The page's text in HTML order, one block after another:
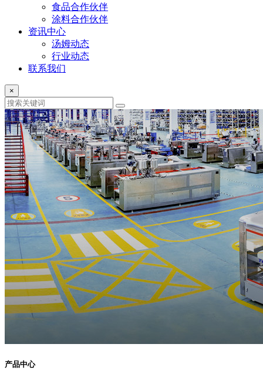
食品合作伙伴
涂料合作伙伴
资讯中心
汤姆动态
行业动态
联系我们
×
产品中心